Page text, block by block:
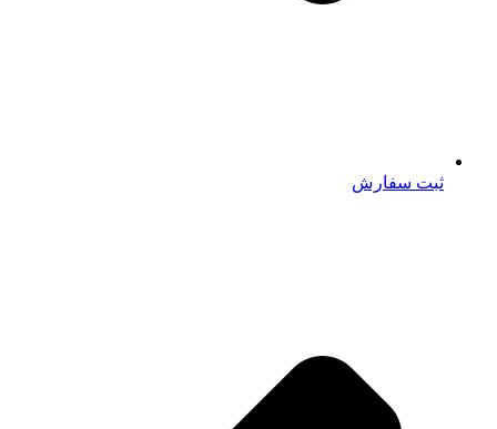
ثبت سفارش